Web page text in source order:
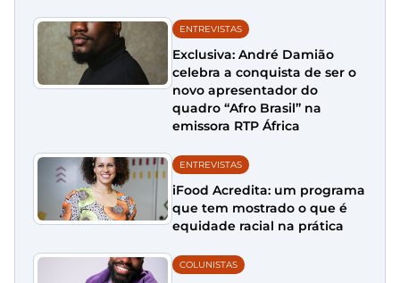
ENTREVISTAS
Exclusiva: André Damião
celebra a conquista de ser o
novo apresentador do
quadro “Afro Brasil” na
emissora RTP África
ENTREVISTAS
iFood Acredita: um programa
que tem mostrado o que é
equidade racial na prática
COLUNISTAS